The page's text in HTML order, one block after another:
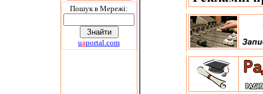
Пошук в Мережi:
uaportal.com